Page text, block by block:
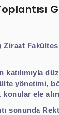
yönetimi,
ele
sonunda